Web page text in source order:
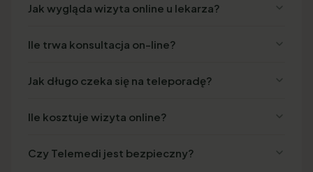
Jak wygląda wizyta online u lekarza?
Ile trwa konsultacja on-line?
Jak długo czeka się na teleporadę?
Ile kosztuje wizyta online?
Czy Telemedi jest bezpieczny?